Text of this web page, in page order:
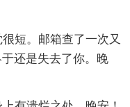
短。邮箱查了一次又
还是失去了你。晚